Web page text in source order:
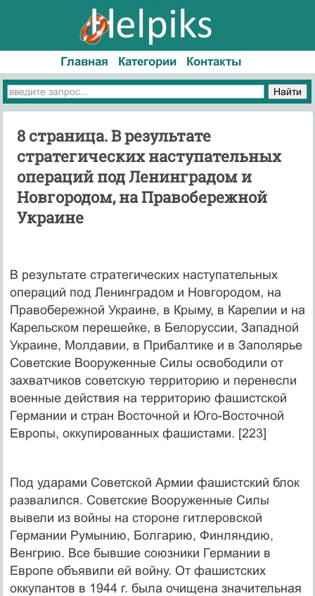
Главная Категории Контакты
8 страница. В результате
стратегических наступательных
операций под Ленинградом и
Новгородом, на Правобережной
Украине
В результате стратегических наступательных
операций под Ленинградом и Новгородом, на
Правобережной Украине, в Крыму, в Карелии и на
Карельском перешейке, в Белоруссии, Западной
Украине, Молдавии, в Прибалтике и в Заполярье
Советские Вооруженные Силы освободили от
захватчиков советскую территорию и перенесли
военные действия на территорию фашистской
Германии и стран Восточной и Юго-Восточной
Европы, оккупированных фашистами. [223]
Под ударами Советской Армии фашистский блок
развалился. Советские Вооруженные Силы
вывели из войны на стороне гитлеровской
Германии Румынию, Болгарию, Финляндию,
Венгрию. Все бывшие союзники Германии в
Европе объявили ей войну. От фашистских
оккупантов в 1944 г. была очищена значительная